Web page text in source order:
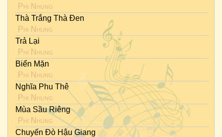
Phi Nhung
Thà Trắng Thà Đen
Phi Nhung
Trả Lại
Phi Nhung
Biển Mặn
Phi Nhung
Nghĩa Phu Thê
Phi Nhung
Mùa Sầu Riêng
Phi Nhung
Chuyến Đò Hậu Giang